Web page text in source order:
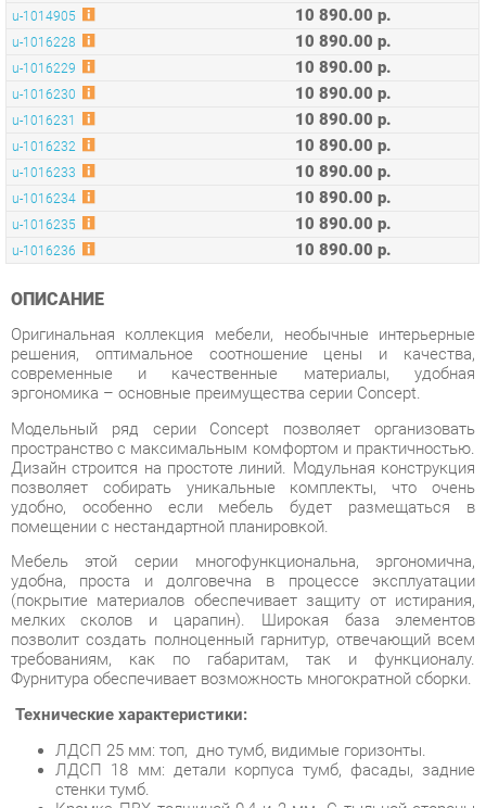
u-1016230 10 890.00 р.
u-1016231 10 890.00 р.
u-1016232 10 890.00 р.
u-1016233 10 890.00 р.
u-1016234 10 890.00 р.
u-1016235 10 890.00 р.
u-1016236 10 890.00 р.
ОПИСАНИЕ
Оригинальная коллекция мебели, необычные интерьерные
современные и качественные материалы, удобная
Модельный ряд серии Concept позволяет организовать
пространство с максимальным комфортом и практичностью.
Дизайн строится на простоте линий. Модульная конструкция
позволяет собирать уникальные комплекты, что очень
удобно, особенно если мебель будет размещаться в
помещении с нестандартной планировкой.
Мебель этой серии многофункциональна, эргономична,
удобна, проста и долговечна в процессе эксплуатации
(покрытие материалов обеспечивает защиту от истирания,
мелких сколов и царапин). Широкая база элементов
требованиям, как по габаритам, так и функционалу.
Фурнитура обеспечивает возможность многократной сборки.
Технические характеристики:
ЛДСП 25 мм: топ, дно тумб, видимые горизонты.
ЛДСП 18 мм: детали корпуса тумб, фасады, задние
стенки тумб.
Кромка ПВХ толщиной 0,4 и 2 мм. С тыльной стороны
все торцы обработанны кромкой 2 мм.
Опоры: труба 50х25.
Направляющие ящиков: шариковые, полного
выдвижения без доводчиков, L=350 мм.